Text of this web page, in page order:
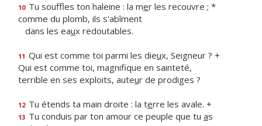
10 Tu souffles ton haleine : la mer les recouvre ; *
comme du plomb, ils s'abîment
dans les eaux redoutables.
11 Qui est comme toi parmi les dieux, Seigneur ? +
Qui est comme toi, magnifque en sainteté,
terrible en ses exploits, auteur de prodiges ?
12 Tu étends ta main droite : la terre les avale. +
13 Tu conduis par ton amour ce peuple que tu as